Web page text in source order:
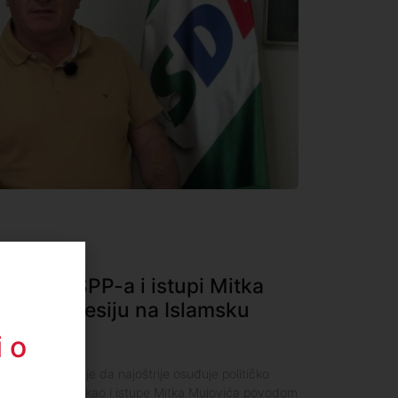
SPP-a i istupi Mitka
agresiju na Islamsku
saopštila je da najoštrije osuđuje političko
(SPP), kao i istupe Mitka Mujovića povodom
o